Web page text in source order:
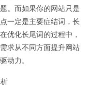
。而如果你的网站只是
一定是主要症结词，长
优化长尾词的过程中，
求从不同方面提升网站
动力。